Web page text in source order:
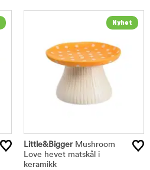
Little&BiggerMushroom
Love hevet matskål i
keramikk